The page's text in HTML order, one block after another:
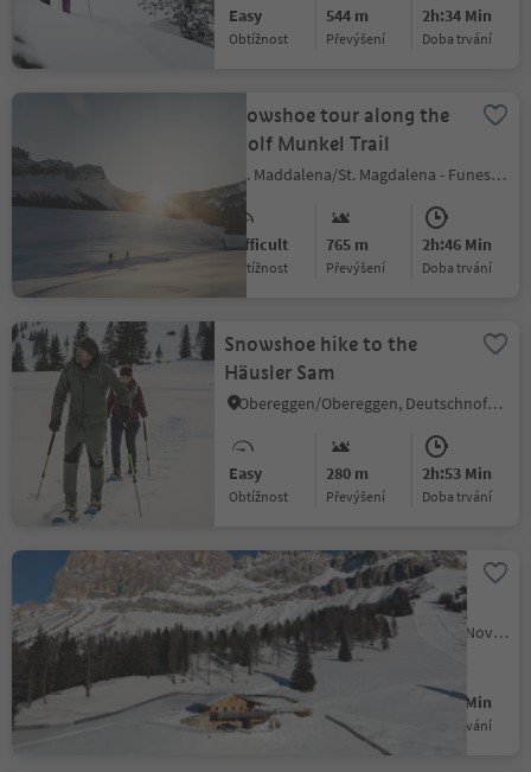
Easy
Obtížnost
544 m
Převýšení
2h:34 Min
doba trvání
Snowshoe tour along the
Adolf Munkel Trail
S. Maddalena/St. Magdalena - Funes/Villnöss, Villnöss/Funes, Dolomites Region Lüsen Villnöss
Difficult
Obtížnost
765 m
Převýšení
2h:46 Min
doba trvání
Snowshoe hike to the
Häusler Sam
Obereggen/Obereggen, Deutschnofen/Nova Ponente, Dolomites Region Eggental
Easy
Obtížnost
280 m
Převýšení
2h:53 Min
doba trvání
Winter walk to the
Messnerjoch mountain
hut
Carezza/Karersee, Welschnofen/Nova Levante, Dolomites Region Eggental
Easy
Obtížnost Převýšení
1h:13 Min
doba trvání